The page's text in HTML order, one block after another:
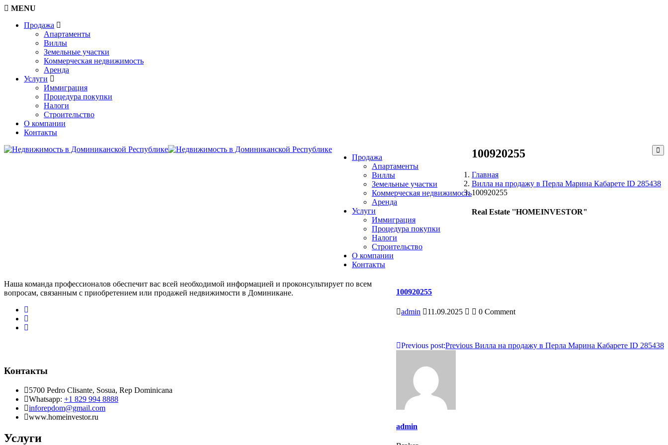
MENU
Продажа
Апартаменты
Виллы
Земельные участки
Коммерческая недвижимость
Аренда
Услуги
Иммиграция
Процедура покупки
Налоги
Строительство
О компании
Контакты
Продажа
Апартаменты
Виллы
Земельные участки
Коммерческая недвижимость
Аренда
Услуги
Иммиграция
Процедура покупки
Налоги
Строительство
О компании
Контакты
100920255
Главная
Вилла на продажу в Перла Марина Кабарете ID 285438
100920255
100920255
admin 11.09.2025 0 Comment
Навигация
записям
Previous
Previous post: Вилла на продажу в Перла Марина Кабарете ID 285438
admin
Real Estate ''HOMEINVESTOR"
Наша команда профессионалов обеспечит вас всей необходимой информацией и проконсультирует по всем
вопросам, связанным с приобретением или продажей недвижимости в Доминикане.
Контакты
5700 Pedro Clisante, Sosua, Rep Dominicana
Whatsapp: +1 829 994 8888
inforepdom@gmail.com
www.homeinvestor.ru
Услуги